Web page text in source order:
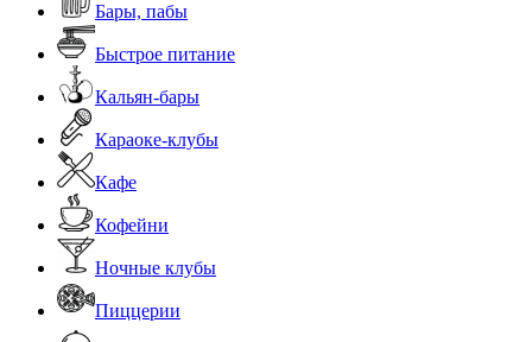
Бары, пабы
Быстрое питание
Кальян-бары
Караоке-клубы
Кафе
Кофейни
Ночные клубы
Пиццерии